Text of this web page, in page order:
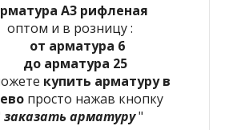
А3 рифленая
оптом и в розницу :
от арматура 6
до арматура 25
купить арматуру в
просто нажав кнопку
заказать арматуру"